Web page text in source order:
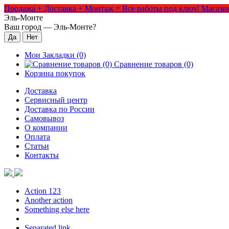
Продажа + Доставка + Монтаж = Все работы под ключ!
Эль-Монте
Ваш город — Эль-Монте?
Мои Закладки (0)
Сравнение товаров (0)
Корзина покупок
Доставка
Сервисный центр
Доставка по России
Самовывоз
О компании
Оплата
Статьи
Контакты
Action 123
Another action
Something else here